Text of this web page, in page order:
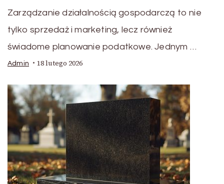
Zarządzanie działalnością gospodarczą to nie
tylko sprzedaż i marketing, lecz również
świadome planowanie podatkowe. Jednym …
Admin 18 lutego 2026